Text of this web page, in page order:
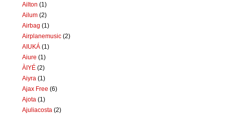
Ailton (1)
Ailum (2)
Airbag (1)
Airplanemusic (2)
AIUKÁ (1)
Aiure (1)
ÀIYÉ (2)
Aiyra (1)
Ajax Free (6)
Ajota (1)
Ajuliacosta (2)